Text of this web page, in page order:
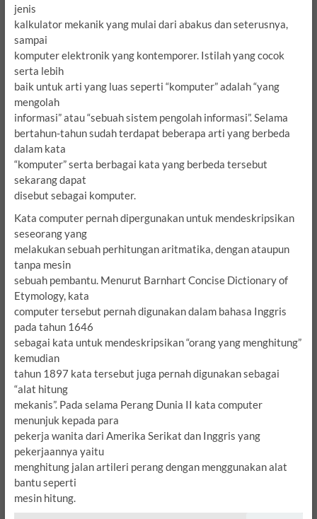
jenis
kalkulator mekanik yang mulai dari abakus dan seterusnya,
sampai
komputer elektronik yang kontemporer. Istilah yang cocok
serta lebih
baik untuk arti yang luas seperti “komputer” adalah “yang
mengolah
informasi” atau “sebuah sistem pengolah informasi”. Selama
bertahun-tahun sudah terdapat beberapa arti yang berbeda
dalam kata
“komputer” serta berbagai kata yang berbeda tersebut
sekarang dapat
disebut sebagai komputer.
Kata computer pernah dipergunakan untuk mendeskripsikan
seseorang yang
melakukan sebuah perhitungan aritmatika, dengan ataupun
tanpa mesin
sebuah pembantu. Menurut Barnhart Concise Dictionary of
Etymology, kata
computer tersebut pernah digunakan dalam bahasa Inggris
pada tahun 1646
sebagai kata untuk mendeskripsikan “orang yang menghitung”
kemudian
tahun 1897 kata tersebut juga pernah digunakan sebagai
“alat hitung
mekanis”. Pada selama Perang Dunia II kata computer
menunjuk kepada para
pekerja wanita dari Amerika Serikat dan Inggris yang
pekerjaannya yaitu
menghitung jalan artileri perang dengan menggunakan alat
bantu seperti
mesin hitung.